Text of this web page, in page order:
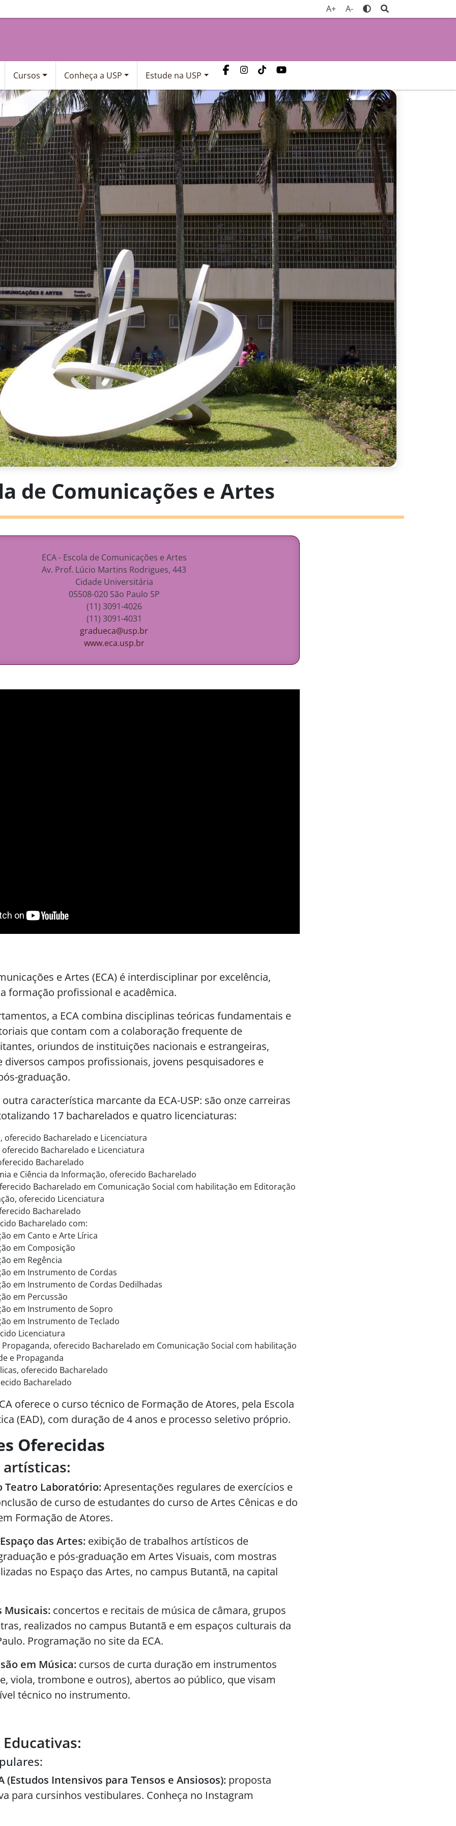
A+ A-
Cursos Conheça a USP Estude na USP
de Comunicações e Artes
ECA - Escola de Comunicações e Artes
Av. Prof. Lúcio Martins Rodrigues, 443
Cidade Universitária
05508-020 São Paulo SP
(11) 3091-4026
(11) 3091-4031
gradueca@usp.br
www.eca.usp.br
e Artes (ECA) é interdisciplinar por excelência,
formação profissional e acadêmica.
a ECA combina disciplinas teóricas fundamentais e
que contam com a colaboração frequente de
oriundos de instituições nacionais e estrangeiras,
diversos campos profissionais, jovens pesquisadores e
graduação.
característica marcante da ECA-USP: são onze carreiras
17 bacharelados e quatro licenciaturas:
oferecido Bacharelado e Licenciatura
oferecido Bacharelado e Licenciatura
Bacharelado
e Ciência da Informação, oferecido Bacharelado
Bacharelado em Comunicação Social com habilitação em Editoração
oferecido Licenciatura
Bacharelado
Bacharelado com:
em Canto e Arte Lírica
em Composição
em Regência
em Instrumento de Cordas
em Instrumento de Cordas Dedilhadas
em Percussão
em Instrumento de Sopro
em Instrumento de Teclado
Licenciatura
oferecido Bacharelado em Comunicação Social com habilitação
e Propaganda
oferecido Bacharelado
Bacharelado
oferece o curso técnico de Formação de Atores, pela Escola
(EAD), com duração de 4 anos e processo seletivo próprio.
Oferecidas
Teatro Laboratório:Apresentações regulares de exercícios e
de curso de estudantes do curso de Artes Cênicas e do
Formação de Atores.
das Artes: exibição de trabalhos artísticos de
e pós-graduação em Artes Visuais, com mostras
no Espaço das Artes, no campus Butantã, na capital
Musicais: concertos e recitais de música de câmara, grupos
realizados no campus Butantã e em espaços culturais da
Programação no site da ECA.
em Música: cursos de curta duração em instrumentos
viola, trombone e outros), abertos ao público, que visam
técnico no instrumento.
(Estudos Intensivos para Tensos e Ansiosos): proposta
para cursinhos vestibulares. Conheça no Instagram